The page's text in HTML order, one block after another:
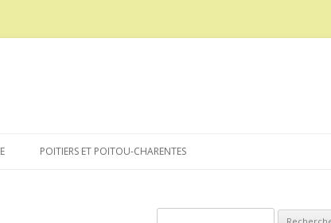
POITIERS ET POITOU-CHARENTES